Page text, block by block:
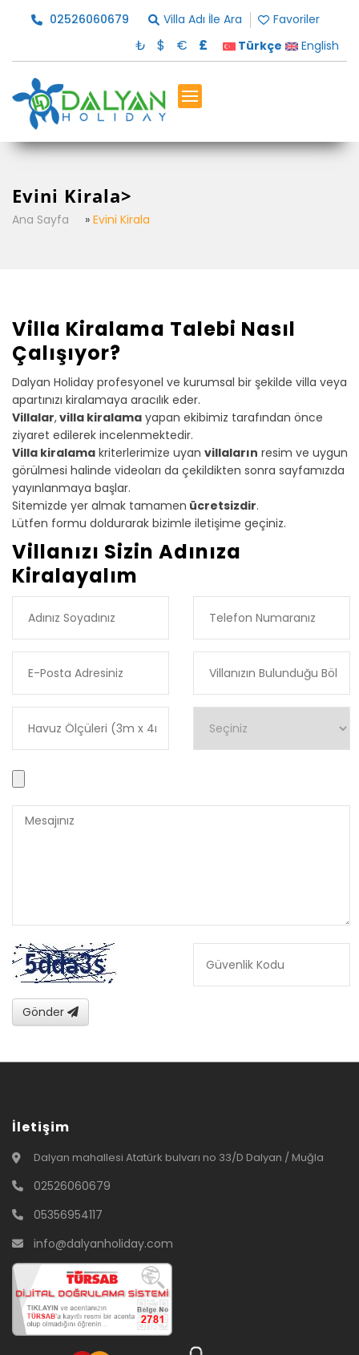
02526060679 Villa Adı İle Ara Favoriler
₺ $ € £ Türkçe English
Evini Kirala>
Ana Sayfa » Evini Kirala
Villa Kiralama Talebi Nasıl
Çalışıyor?
Dalyan Holiday profesyonel ve kurumsal bir şekilde villa veya
apartınızı kiralamaya aracılık eder.
Villalar,villa kiralama yapan ekibimiz tarafından önce
ziyaret edilerek incelenmektedir.
Villa kiralama kriterlerimize uyan villaların resim ve uygun
görülmesi halinde videoları da çekildikten sonra sayfamızda
yayınlanmaya başlar.
Sitemizde yer almak tamamen ücretsizdir.
Lütfen formu doldurarak bizimle iletişime geçiniz.
Villanızı Sizin Adınıza
Kiralayalım
Gönder
İletişim
Dalyan mahallesi Atatürk bulvarı no 33/D Dalyan / Muğla
02526060679
05356954117
info@dalyanholiday.com